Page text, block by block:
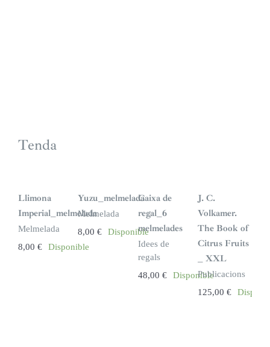
Tenda
Llimona
Imperial_melmelada
Melmelada
8,00 € Disponible
Yuzu_melmelada
Melmelada
8,00€ Disponible
Caixa de
regal_6
melmelades
Idees de
regals
48,00 € Disponible
J. C.
Volkamer.
The Book of
Citrus Fruits
_ XXL
Publicacions
125,00€